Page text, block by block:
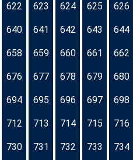
622 623 624 625 626
640 641 642 643 644
658 659 660 661 662
676 677 678 679 680
694 695 696 697 698
712 713 714 715 716
730 731 732 733 734